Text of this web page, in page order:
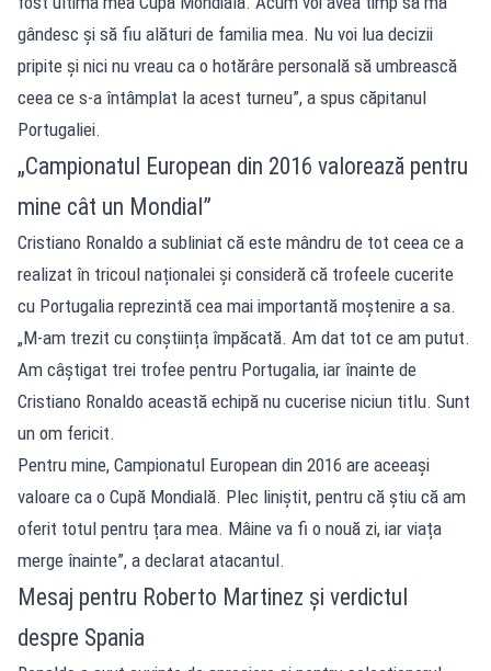
gândesc și să fiu alături de familia mea. Nu voi lua decizii
pripite și nici nu vreau ca o hotărâre personală să umbrească
ceea ce s-a întâmplat la acest turneu”, a spus căpitanul
Portugaliei.
„Campionatul European din 2016 valorează pentru
mine cât un Mondial”
Cristiano Ronaldo a subliniat că este mândru de tot ceea ce a
realizat în tricoul naționalei și consideră că trofeele cucerite
cu Portugalia reprezintă cea mai importantă moștenire a sa.
„M-am trezit cu conștiința împăcată. Am dat tot ce am putut.
Am câștigat trei trofee pentru Portugalia, iar înainte de
Cristiano Ronaldo această echipă nu cucerise niciun titlu. Sunt
un om fericit.
Pentru mine, Campionatul European din 2016 are aceeași
valoare ca o Cupă Mondială. Plec liniștit, pentru că știu că am
oferit totul pentru țara mea. Mâine va fi o nouă zi, iar viața
merge înainte”, a declarat atacantul.
Mesaj pentru Roberto Martinez și verdictul
despre Spania